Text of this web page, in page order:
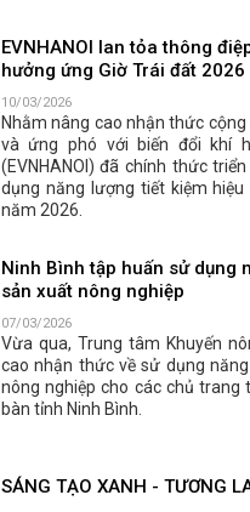
EVNHANOI lan tỏa thông
hưởng ứng Giờ Trái đất 2026
10/03/2026
Nhằm nâng cao nhận thức
và ứng phó với biến đổi khí
(EVNHANOI) đã chính thức
dụng năng lượng tiết kiệm hiệu
năm 2026.
Ninh Bình tập huấn sử dụng
sản xuất nông nghiệp
07/03/2026
Vừa qua, Trung tâm Khuyến
cao nhận thức về sử dụng
nông nghiệp cho các chủ trang
bàn tỉnh Ninh Bình.
SÁNG TẠO XANH - TƯƠNG